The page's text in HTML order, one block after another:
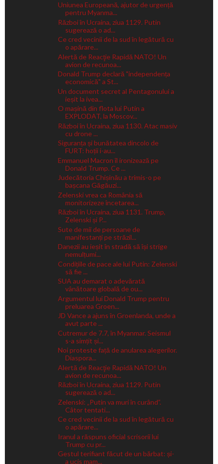
Uniunea Europeană, ajutor de urgență
pentru Myanma...
Război în Ucraina, ziua 1129. Putin
sugerează o ad...
Ce cred vecinii de la sud în legătură cu
o apărare...
Alertă de Reacţie Rapidă NATO! Un
avion de recunoa...
Donald Trump declară "independența
economică" a St...
Un document secret al Pentagonului a
ieșit la ivea...
O mașină din flota lui Putin a
EXPLODAT, la Moscov...
Război în Ucraina, ziua 1130. Atac masiv
cu drone ...
Siguranța și bunătatea dincolo de
FURT: hoții i-au...
Emmanuel Macron îl ironizează pe
Donald Trump. Ce ...
Judecătoria Chișinău a trimis-o pe
bașcana Găgăuzi...
Zelenski vrea ca România să
monitorizeze încetarea...
Război în Ucraina, ziua 1131. Trump,
Zelenski și P...
Sute de mii de persoane de
manifestanți pe străzil...
Danezii au ieșit în stradă să își strige
nemulțumi...
Condițiile de pace ale lui Putin: Zelenski
să fie ...
SUA au demarat o adevărată
vânătoare globală de ou...
Argumentul lui Donald Trump pentru
preluarea Groen...
JD Vance a ajuns în Groenlanda, unde a
avut parte ...
Cutremur de 7.7, în Myanmar. Seismul
s-a simțit și...
Noi proteste față de anularea alegerilor.
Diaspora...
Alertă de Reacţie Rapidă NATO! Un
avion de recunoa...
Război în Ucraina, ziua 1129. Putin
sugerează o ad...
Zelenski: „Putin va muri în curând”.
Câtor tentati...
Ce cred vecinii de la sud în legătură cu
o apărare...
Iranul a răspuns oficial scrisorii lui
Trump cu pr...
Gestul terifiant făcut de un bărbat: și-
a ucis mam...